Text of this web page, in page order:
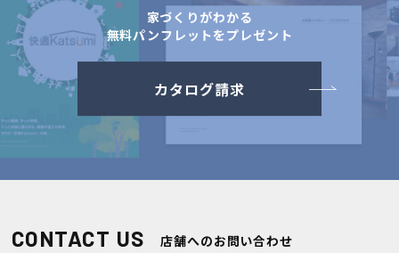
家づくりがわかる
無料パンフレットをプレゼント
カタログ請求
CONTACT US 店舗へのお問い合わせ